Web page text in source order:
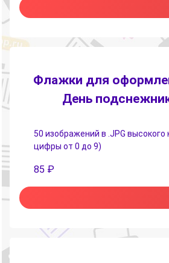
Флажки для
День
50 изображений в .JPG
цифры от 0 до 9)
85 ₽